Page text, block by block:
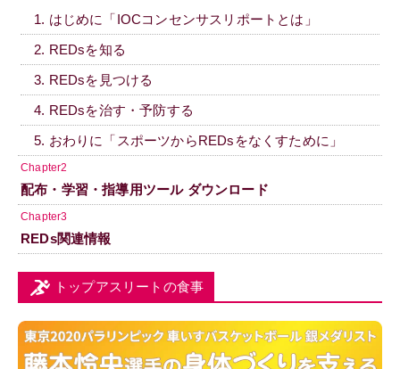
1. はじめに「IOCコンセンサスリポートとは」
2. REDsを知る
3. REDsを見つける
4. REDsを治す・予防する
5. おわりに「スポーツからREDsをなくすために」
Chapter2
配布・学習・指導用ツール ダウンロード
Chapter3
REDs関連情報
トップアスリートの食事